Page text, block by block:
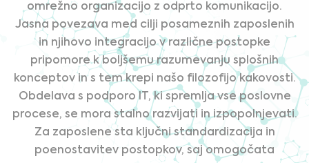
omrežno organizacijo z odprto komunikacijo.
Jasna povezava med cilji posameznih zaposlenih
in njihovo integracijo v različne postopke
pripomore k boljšemu razumevanju splošnih
konceptov in s tem krepi našo filozofijo kakovosti.
Obdelava s podporo IT, ki spremlja vse poslovne
procese, se mora stalno razvijati in izpopolnjevati.
Za zaposlene sta ključni standardizacija in
poenostavitev postopkov, saj omogočata